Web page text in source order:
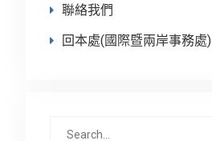
聯絡我們
回本處(國際暨兩岸事務處)